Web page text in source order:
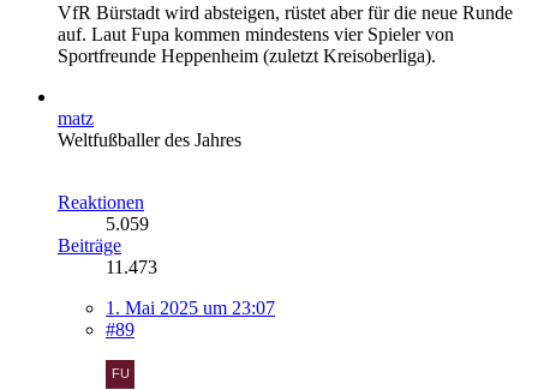
VfR Bürstadt wird absteigen, rüstet aber für die neue Runde
auf. Laut Fupa kommen mindestens vier Spieler von
Sportfreunde Heppenheim (zuletzt Kreisoberliga).
matz
Weltfußballer des Jahres
Reaktionen
5.059
Beiträge
11.473
1. Mai 2025 um 23:07
#89